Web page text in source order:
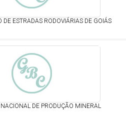
ESTRADAS RODOVIÁRIAS DE GOIÁS
DE PRODUÇÃO MINERAL